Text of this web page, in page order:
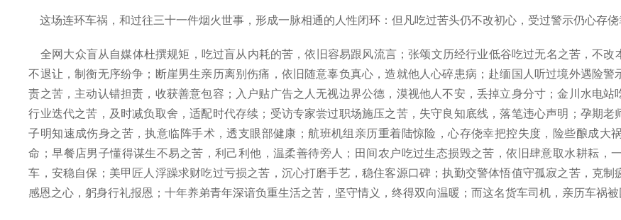
这场连环车祸，和过往三十一件烟火世事，形成一脉相通的人性闭环：但凡吃过苦头仍不改初心，受过警示仍心存侥
全网大众盲从自媒体杜撰规矩，吃过盲从内耗的苦，依旧容易跟风流言；张颂文历经行业低谷吃过无名之苦，不
不退让，制衡无序纷争；断崖男生亲历离别伤痛，依旧随意辜负真心，造就他人心碎患病；赴缅国人听过境外遇险
责之苦，主动认错担责，收获善意包容；入户贴广告之人无视边界公德，漠视他人不安，丢掉立身分寸；金川水电
行业迭代之苦，及时减负取舍，适配时代存续；受访专家尝过职场施压之苦，失守良知底线，落笔违心声明；孕期
子明知速成伤身之苦，执意临阵手术，透支眼部健康；航班机组亲历重着陆惊险，心存侥幸把控失度，险些酿成大
命；早餐店男子懂得谋生不易之苦，利己利他，温柔善待旁人；田间农户吃过生态损毁之苦，依旧肆意取水耕耘，
车，安稳自保；美甲匠人浮躁求财吃过亏损之苦，沉心打磨手艺，稳住客源口碑；执勤交警体悟值守孤寂之苦，克
感恩之心，躬身行礼报恩；十年养弟青年深谙负重生活之苦，坚守情义，终得双向温暖；而这名货车司机，亲历车祸